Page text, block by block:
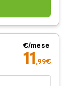
€/mese
11,99€